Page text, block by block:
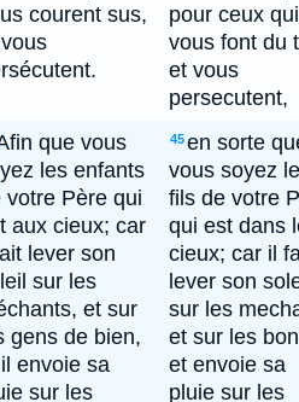
courent sus,
pour ceux qui
vous font du
et vous
persecutent,
que vous
les enfants
votre Père qui
aux cieux; car
lever son
sur les
et sur
gens de bien,
envoie sa
sur les
45en sorte
vous soyez
fils de votre
qui est dans
cieux; car il
lever son
sur les
et sur les
et envoie sa
pluie sur les